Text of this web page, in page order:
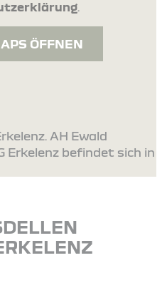
.
ÖFFNEN
AH Ewald
Erkelenz befindet sich in